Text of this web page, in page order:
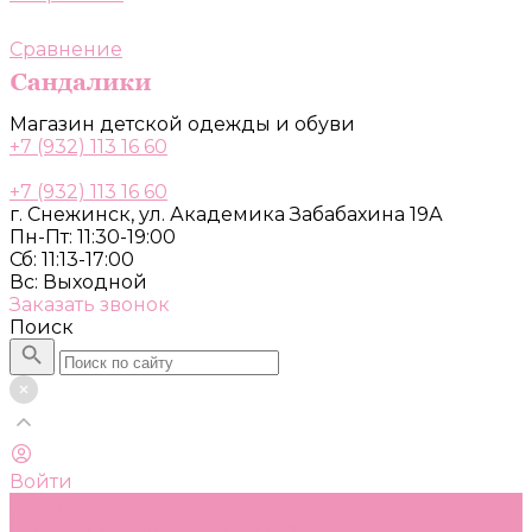
Сравнение
Магазин детской одежды и обуви
+7 (932) 113 16 60
+7 (932) 113 16 60
г. Снежинск, ул. Академика Забабахина 19А
Пн-Пт: 11:30-19:00
Сб: 11:13-17:00
Вс: Выходной
Заказать звонок
Поиск
Войти